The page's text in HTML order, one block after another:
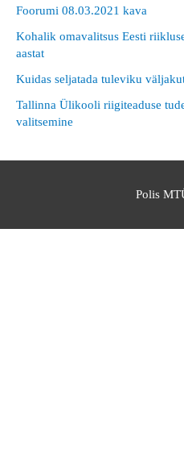
Foorumi 08.03.2021 kava
Kohalik omavalitsus Eesti
aastat
Kuidas seljatada tuleviku
Tallinna Ülikooli riigiteaduse
valitsemine
Polis